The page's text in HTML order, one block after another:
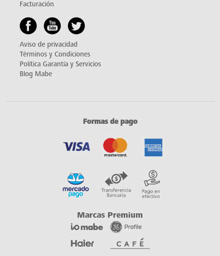
Facturación
Aviso de privacidad
Términos y Condiciones
Política Garantía y Servicios
Blog Mabe
Formas de pago